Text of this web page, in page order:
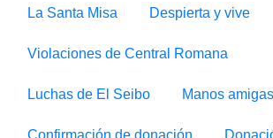
La Santa Misa Despierta y vive
Violaciones de Central Romana
Luchas de El Seibo Manos amigas
Confirmación de donación